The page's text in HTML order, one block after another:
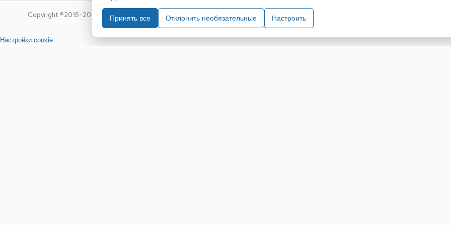
Copyright ©2015-2026. Завод Econex. Производство светотехнического оборудования. При использовании информации и
Настройки cookie
Принять все Отклонить необязательные Настроить